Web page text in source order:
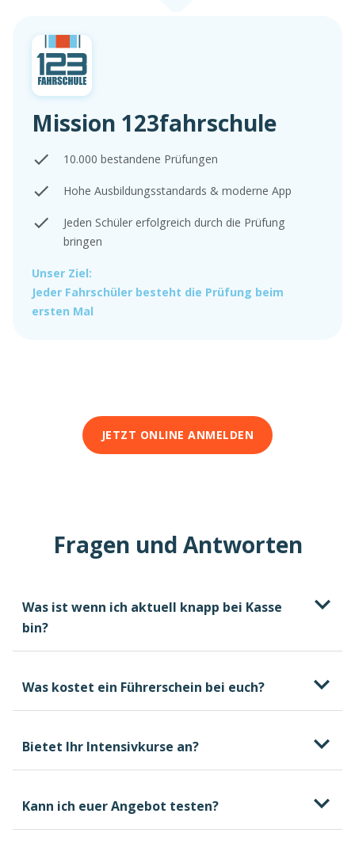
Mission 123fahrschule
10.000 bestandene Prüfungen
Hohe Ausbildungsstandards & moderne App
Jeden Schüler erfolgreich durch die Prüfung
bringen
Unser Ziel:
Jeder Fahrschüler besteht die Prüfung beim
ersten Mal
JETZT ONLINE ANMELDEN
Fragen und Antworten
Was ist wenn ich aktuell knapp bei Kasse
bin?
Was kostet ein Führerschein bei euch?
Bietet Ihr Intensivkurse an?
Kann ich euer Angebot testen?